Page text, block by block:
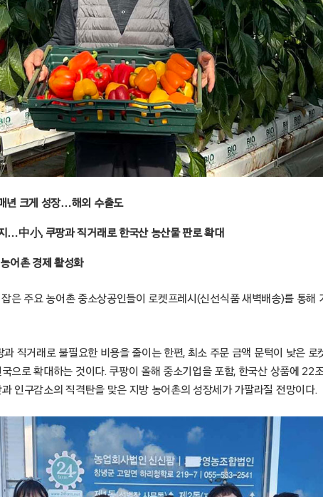
년 크게 성장…해외 수출도
…中小, 쿠팡과 직거래로 한국산 농산물 판로 확대
어촌 경제 활성화
은 주요 농어촌 중소상공인들이 로켓프레시(신선식품 새벽배송)를 통해
직거래로 불필요한 비용을 줄이는 한편, 최소 주문 금액 문턱이 낮은 로
으로 확대하는 것이다. 쿠팡이 올해 중소기업을 포함, 한국산 상품에 22
인구감소의 직격탄을 맞은 지방 농어촌의 성장세가 가팔라질 전망이다.